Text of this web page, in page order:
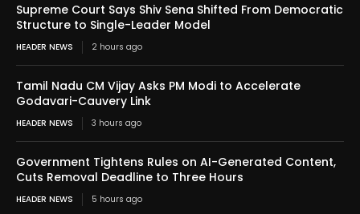
Supreme Court Says Shiv Sena Shifted From Democratic
Structure to Single-Leader Model
HEADER NEWS 2 hours ago
Tamil Nadu CM Vijay Asks PM Modi to Accelerate
Godavari-Cauvery Link
HEADER NEWS 3 hours ago
Government Tightens Rules on AI-Generated Content,
Cuts Removal Deadline to Three Hours
HEADER NEWS 5 hours ago